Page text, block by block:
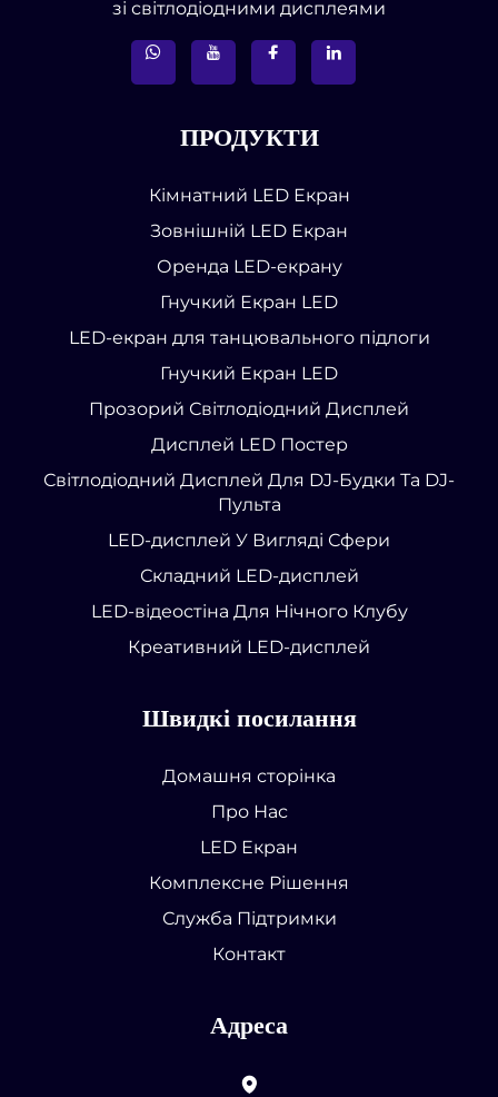
зі світлодіодними дисплеями
ПРОДУКТИ
Кімнатний LED Екран
Зовнішній LED Екран
Оренда LED-екрану
Гнучкий Екран LED
LED-екран для танцювального підлоги
Гнучкий Екран LED
Прозорий Світлодіодний Дисплей
Дисплей LED Постер
Світлодіодний Дисплей Для DJ-Будки Та DJ-
Пульта
LED-дисплей У Вигляді Сфери
Складний LED-дисплей
LED-відеостіна Для Нічного Клубу
Креативний LED-дисплей
Швидкі посилання
Домашня сторінка
Про Нас
LED Екран
Комплексне Рішення
Служба Підтримки
Контакт
Адреса